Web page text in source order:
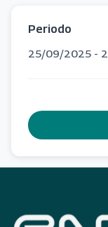
Periodo
25/09/2025 -